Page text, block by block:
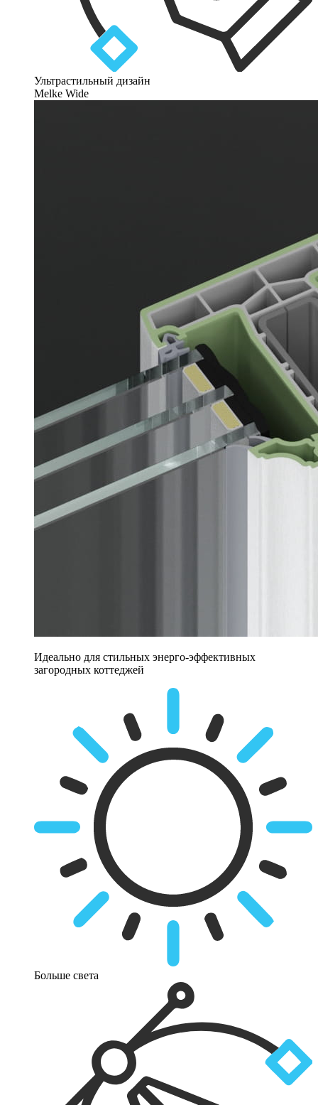
Ультрастильный дизайн
Melke Wide
Идеально для стильных энерго-эффективных
загородных коттеджей
Больше света